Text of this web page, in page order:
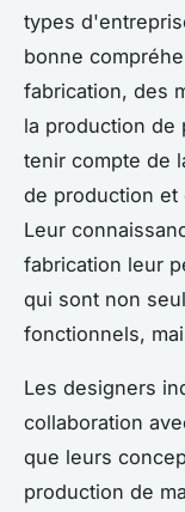
types
bonne
fabrication, des
la production de
tenir compte de
de production et
Leur
fabrication leur
qui sont non
fonctionnels,
Les designers
collaboration
que leurs
production de